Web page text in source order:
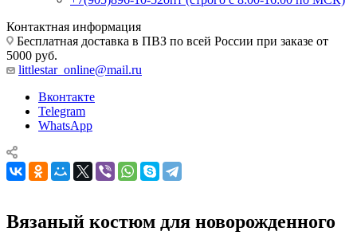
Контактная информация
Бесплатная доставка в ПВЗ по всей России при заказе от
5000 руб.
littlestar_online@mail.ru
Вконтакте
Telegram
WhatsApp
Вязаный костюм для новорожденного